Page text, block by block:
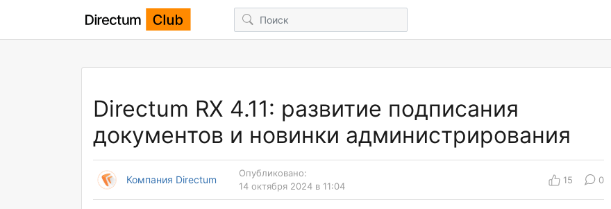
Directum RX 4.11: развитие подписания
документов и новинки администрирования
Компания Directum
Опубликовано:
14 октября 2024 в 11:04
15 0